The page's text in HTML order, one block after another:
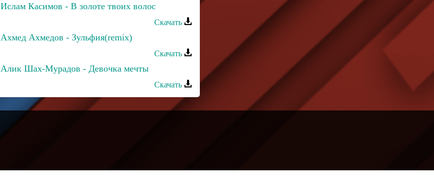
Ислам Касимов - В золоте твоих волос
Скачать
Ахмед Ахмедов - Зульфия(remix)
Скачать
Алик Шах-Мурадов - Девочка мечты
Скачать